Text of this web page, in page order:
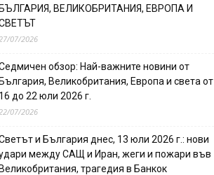
ВЕЛИКОБРИТАНИЯ, ЕВРОПА И
07/2026
обзор: Най-важните новини от
Великобритания, Европа и света от
до 22 юли 2026 г.
07/2026
и България днес, 13 юли 2026 г.: нови
между САЩ и Иран, жеги и пожари във
трагедия в Банкок